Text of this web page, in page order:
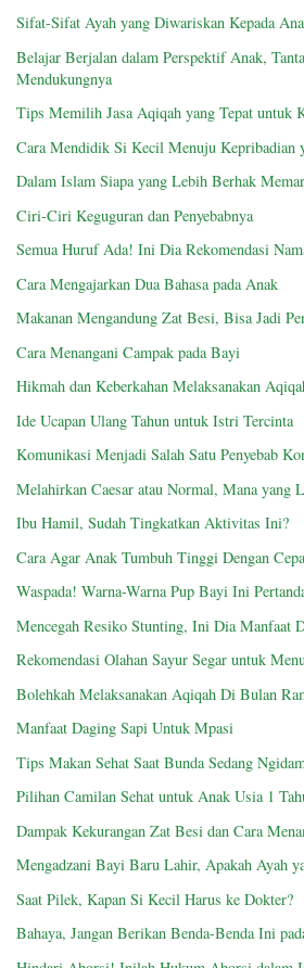
Sifat-Sifat Ayah yang Diwariskan Kepada
Belajar Berjalan dalam Perspektif Anak,
Mendukungnya
Tips Memilih Jasa Aqiqah yang Tepat untuk
Cara Mendidik Si Kecil Menuju Kepribadian
Dalam Islam Siapa yang Lebih Berhak
Ciri-Ciri Keguguran dan Penyebabnya
Semua Huruf Ada! Ini Dia Rekomendasi
Cara Mengajarkan Dua Bahasa pada Anak
Makanan Mengandung Zat Besi, Bisa Jadi
Cara Menangani Campak pada Bayi
Hikmah dan Keberkahan Melaksanakan
Ide Ucapan Ulang Tahun untuk Istri Tercinta
Komunikasi Menjadi Salah Satu Penyebab
Melahirkan Caesar atau Normal, Mana yang
Ibu Hamil, Sudah Tingkatkan Aktivitas Ini?
Cara Agar Anak Tumbuh Tinggi Dengan
Waspada! Warna-Warna Pup Bayi Ini
Mencegah Resiko Stunting, Ini Dia Manfaat
Rekomendasi Olahan Sayur Segar untuk
Bolehkah Melaksanakan Aqiqah Di Bulan
Manfaat Daging Sapi Untuk Mpasi
Tips Makan Sehat Saat Bunda Sedang
Pilihan Camilan Sehat untuk Anak Usia 1
Dampak Kekurangan Zat Besi dan Cara
Mengadzani Bayi Baru Lahir, Apakah Ayah
Saat Pilek, Kapan Si Kecil Harus ke Dokter?
Bahaya, Jangan Berikan Benda-Benda Ini